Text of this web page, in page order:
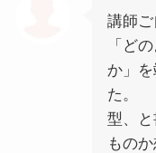
講師ご
「ど
か」
た。
型、
もの